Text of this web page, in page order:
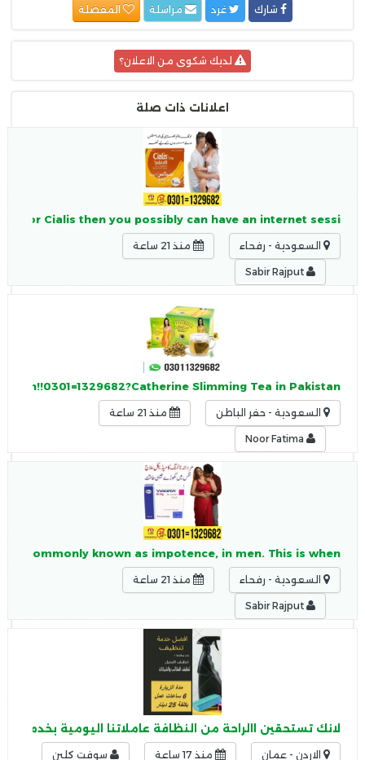
شارك غرد المفضلة
لديك شكوى من الاعلان؟
اعلانات ذات صلة
for Cialis then you possibly can have an internet sessi
السعودية - رفحاء منذ 21 ساعة
Slimming Tea in Pakistan
السعودية - حفر الباطن منذ 21 ساعة
commonly known as impotence, in men. This is when
السعودية - رفحاء منذ 21 ساعة
لانك تستحقين االراحة من النظافة عاملاتنا اليومية بخدمتك
الاردن - عمان منذ 17 ساعة سوفت كلين